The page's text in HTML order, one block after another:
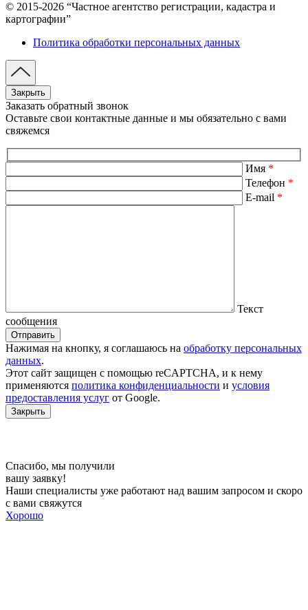
© 2015-2026 “Частное агентство регистрации, кадастра и
картографии”
Политика обработки персональных данных
Закрыть
Заказать обратный звонок
Оставьте свои контактные данные и мы обязательно с вами
свяжемся
Имя *
Телефон *
E-mail *
Текст
сообщения
Отправить
Нажимая на кнопку, я соглашаюсь на обработку персональных
данных.
Этот сайт защищен c помощью reCAPTCHA, и к нему
применяются политика конфиденциальности и условия
предоставления услуг от Google.
Закрыть
Спасибо, мы получили
вашу заявку!
Наши специалисты уже работают над вашим запросом и скоро
с вами свяжутся
Хорошо